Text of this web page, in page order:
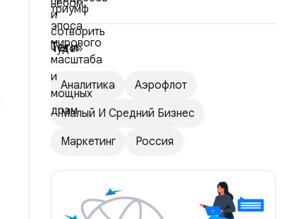
Теги
Аналитика
Аэрофлот
Малый И Средний Бизнес
Маркетинг
Россия